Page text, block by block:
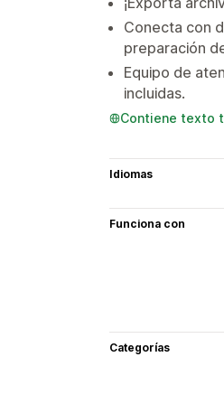
Conecta con
preparación
Equipo de
incluidas.
Contiene texto
Idiomas
Funciona con
Categorías